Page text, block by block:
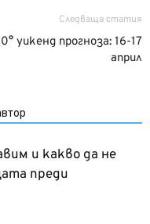
Следваща статия
уикенд прогноза: 16-17
април
и какво да не
преди